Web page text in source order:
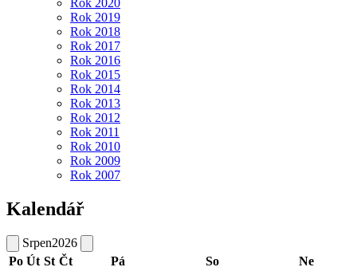
Rok 2019
Rok 2018
Rok 2017
Rok 2016
Rok 2015
Rok 2014
Rok 2013
Rok 2012
Rok 2011
Rok 2010
Rok 2009
Rok 2007
Kalendář
Srpen2026
Po Út St Čt Pá So
Ne